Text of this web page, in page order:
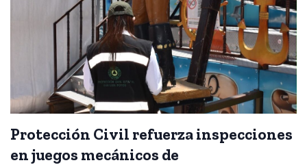
Protección Civil refuerza inspecciones
en juegos mecánicos de